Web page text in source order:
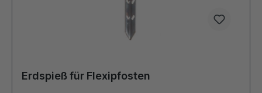
Erdspieß für Flexipfosten